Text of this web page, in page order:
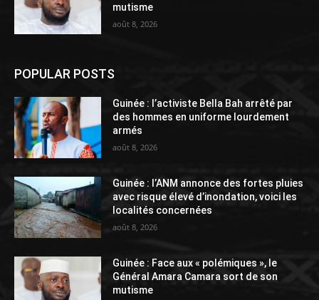
mutisme
août 8, 2026
POPULAR POSTS
Guinée : l’activiste Bella Bah arrêté par
des hommes en uniforme lourdement
armés
août 8, 2026
Guinée : l’ANM annonce des fortes pluies
avec risque élevé d’inondation, voici les
localités concernées
août 8, 2026
Guinée : Face aux « polémiques », le
Général Amara Camara sort de son
mutisme